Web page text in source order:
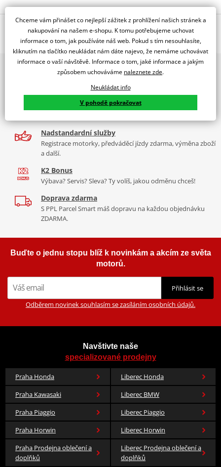
Popis a parametry
Jsme autorizovaný
dealer značky NG
Plovoucí, D298 d115 t4,02x multibrand showroom
9 značek motocyklů, servis, oblečení, doplňky i náhradní
díly, to vše v Praze a Liberci
Více než 30 let zkušeností
Nadstandardní služby
Registrace motorky, předváděcí jízdy zdarma, výměna zboží
a další.
K2 Bonus
Výbava? Servis? Sleva? Ty volíš, jakou odměnu chceš!
Doprava zdarma
S PPL Parcel Smart máš dopravu na každou objednávku
ZDARMA.
Buďte o jednu stopu blíž k novinkám a akcím ze světa
motorů.
Přihlásit se
Odběrem novinek souhlasím se zasíláním osobních údajů.
Navštivte naše
specializované prodejny
Praha Honda
Liberec Honda
Praha Kawasaki
Liberec BMW
Praha Piaggio
Liberec Piaggio
Praha Horwin
Liberec Horwin
Praha Prodejna oblečení a
doplňků
Liberec Prodejna oblečení a
doplňků
Chceme vám přinášet co nejlepší zážitek z prohlížení našich stránek a
nakupování na našem e-shopu. K tomu potřebujeme uchovat
informace o tom, jak používáte náš web. Pokud s tím nesouhlasíte,
kliknutím na tlačítko neukládat nám dáte najevo, že nemáme uchovávat
informace o vaší návštěvě. Informace o tom, jaké informace a jakým
způsobem uchováváme naleznete zde.
Neukládat info
V pohodě pokračovat